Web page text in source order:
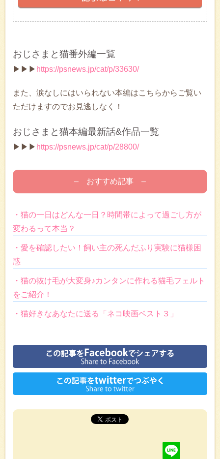
おじさまと猫番外編一覧
▶▶▶ https://psnews.jp/cat/p/33630/
また、涙なしにはいられない本編はこちらからご覧い
ただけますのでお見逃しなく！
おじさまと猫本編最新話&作品一覧
▶▶▶ https://psnews.jp/cat/p/28800/
– おすすめ記事 –
・猫の一日はどんな一日？時間帯によって過ごし方が
変わるって本当？
・愛を確認したい！飼い主の死んだふり実験に猫様困
惑
・猫の抜け毛が大変身♪カンタンに作れる猫毛フェルト
をご紹介！
・猫好きなあなたに送る「ネコ映画ベスト３」